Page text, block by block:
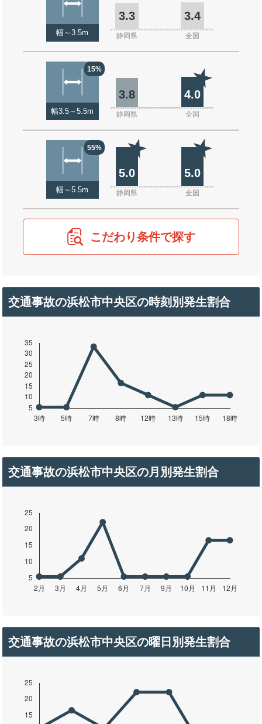
幅～3.5m
3.3 3.4
静岡県 全国
15%
幅3.5～5.5m
3.8 4.0
静岡県 全国
55%
幅～5.5m
5.0 5.0
静岡県 全国
こだわり条件で探す
交通事故の浜松市中央区の時刻別発生割合
交通事故の浜松市中央区の月別発生割合
交通事故の浜松市中央区の曜日別発生割合